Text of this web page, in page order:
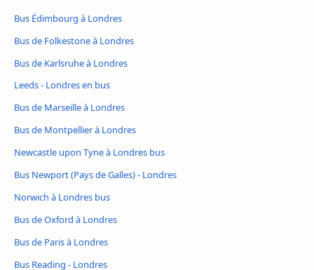
Bus Édimbourg à Londres
Bus de Folkestone à Londres
Bus de Karlsruhe à Londres
Leeds - Londres en bus
Bus de Marseille à Londres
Bus de Montpellier à Londres
Newcastle upon Tyne à Londres bus
Bus Newport (Pays de Galles) - Londres
Norwich à Londres bus
Bus de Oxford à Londres
Bus de Paris à Londres
Bus Reading - Londres